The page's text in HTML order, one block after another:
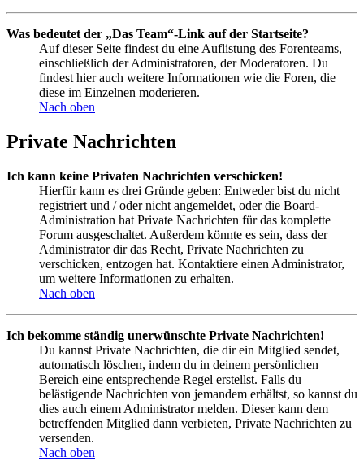
Was bedeutet der „Das Team“-Link auf der Startseite?
Auf dieser Seite findest du eine Auflistung des Forenteams,
einschließlich der Administratoren, der Moderatoren. Du
findest hier auch weitere Informationen wie die Foren, die
diese im Einzelnen moderieren.
Nach oben
Private Nachrichten
Ich kann keine Privaten Nachrichten verschicken!
Hierfür kann es drei Gründe geben: Entweder bist du nicht
registriert und / oder nicht angemeldet, oder die Board-
Administration hat Private Nachrichten für das komplette
Forum ausgeschaltet. Außerdem könnte es sein, dass der
Administrator dir das Recht, Private Nachrichten zu
verschicken, entzogen hat. Kontaktiere einen Administrator,
um weitere Informationen zu erhalten.
Nach oben
Ich bekomme ständig unerwünschte Private Nachrichten!
Du kannst Private Nachrichten, die dir ein Mitglied sendet,
automatisch löschen, indem du in deinem persönlichen
Bereich eine entsprechende Regel erstellst. Falls du
belästigende Nachrichten von jemandem erhältst, so kannst du
dies auch einem Administrator melden. Dieser kann dem
betreffenden Mitglied dann verbieten, Private Nachrichten zu
versenden.
Nach oben